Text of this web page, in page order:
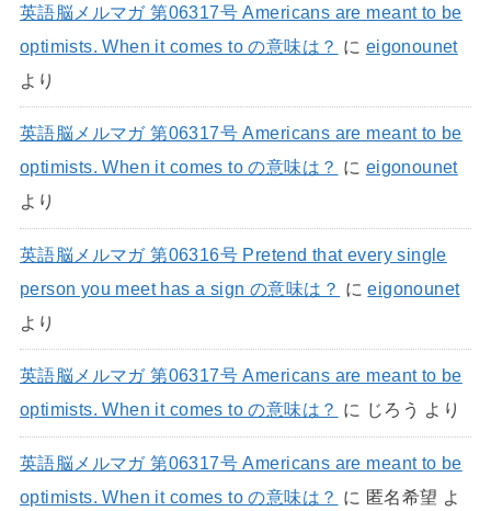
英語脳メルマガ 第06317号 Americans are meant to be
optimists. When it comes to の意味は？ に eigonounet
より
英語脳メルマガ 第06317号 Americans are meant to be
optimists. When it comes to の意味は？ に eigonounet
より
英語脳メルマガ 第06316号 Pretend that every single
person you meet has a sign の意味は？ にeigonounet
より
英語脳メルマガ 第06317号 Americans are meant to be
optimists. When it comes to の意味は？ に じろう より
英語脳メルマガ 第06317号 Americans are meant to be
optimists. When it comes to の意味は？ に 匿名希望 よ